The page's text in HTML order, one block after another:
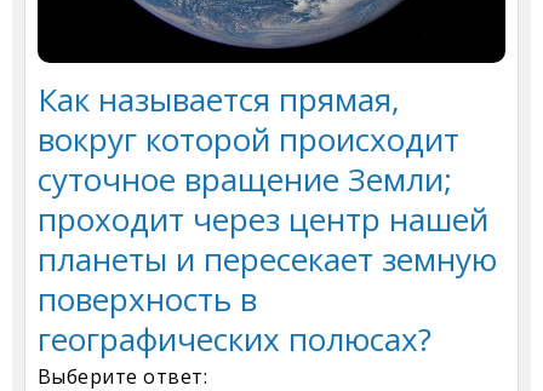
Как называется прямая,
вокруг которой происходит
суточное вращение Земли;
проходит через центр нашей
планеты и пересекает земную
поверхность в
географических полюсах?
Выберите ответ: